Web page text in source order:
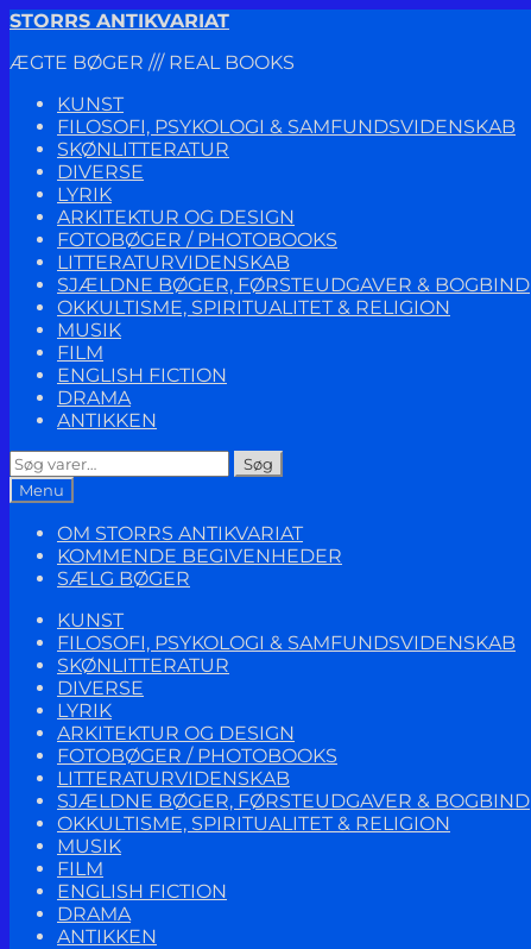
Spring
navigation
Spring
indhold
STORRS ANTIKVARIAT
ÆGTE BØGER /// REAL BOOKS
KUNST
FILOSOFI, PSYKOLOGI & SAMFUNDSVIDENSKAB
SKØNLITTERATUR
DIVERSE
LYRIK
ARKITEKTUR OG DESIGN
FOTOBØGER / PHOTOBOOKS
LITTERATURVIDENSKAB
SJÆLDNE BØGER, FØRSTEUDGAVER & BOGBIND
OKKULTISME, SPIRITUALITET & RELIGION
MUSIK
FILM
ENGLISH FICTION
DRAMA
ANTIKKEN
Søg
efter:
Søg
Menu
OM STORRS ANTIKVARIAT
KOMMENDE BEGIVENHEDER
SÆLG BØGER
KUNST
FILOSOFI, PSYKOLOGI & SAMFUNDSVIDENSKAB
SKØNLITTERATUR
DIVERSE
LYRIK
ARKITEKTUR OG DESIGN
FOTOBØGER / PHOTOBOOKS
LITTERATURVIDENSKAB
SJÆLDNE BØGER, FØRSTEUDGAVER & BOGBIND
OKKULTISME, SPIRITUALITET & RELIGION
MUSIK
FILM
ENGLISH FICTION
DRAMA
ANTIKKEN